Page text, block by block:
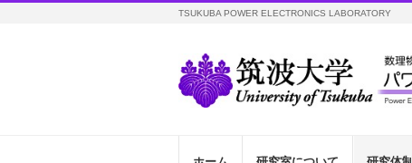
TSUKUBA POWER ELECTRONICS LABORATORY